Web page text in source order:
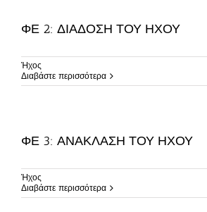
ΦΕ 2: ΔΙΑΔΟΣΗ ΤΟΥ ΗΧΟΥ
Ήχος
Διαβάστε περισσότερα
ΦΕ 3: ΑΝΑΚΛΑΣΗ ΤΟΥ ΗΧΟΥ
Ήχος
Διαβάστε περισσότερα